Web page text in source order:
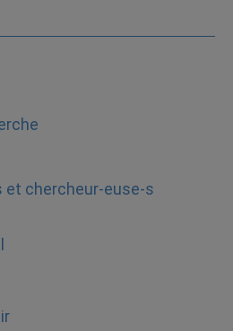
et chercheur-euse-s